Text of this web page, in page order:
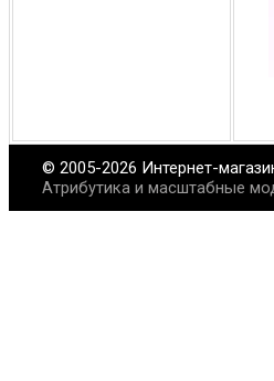
© 2005-2026 Интернет-
Атрибутика и масштабные